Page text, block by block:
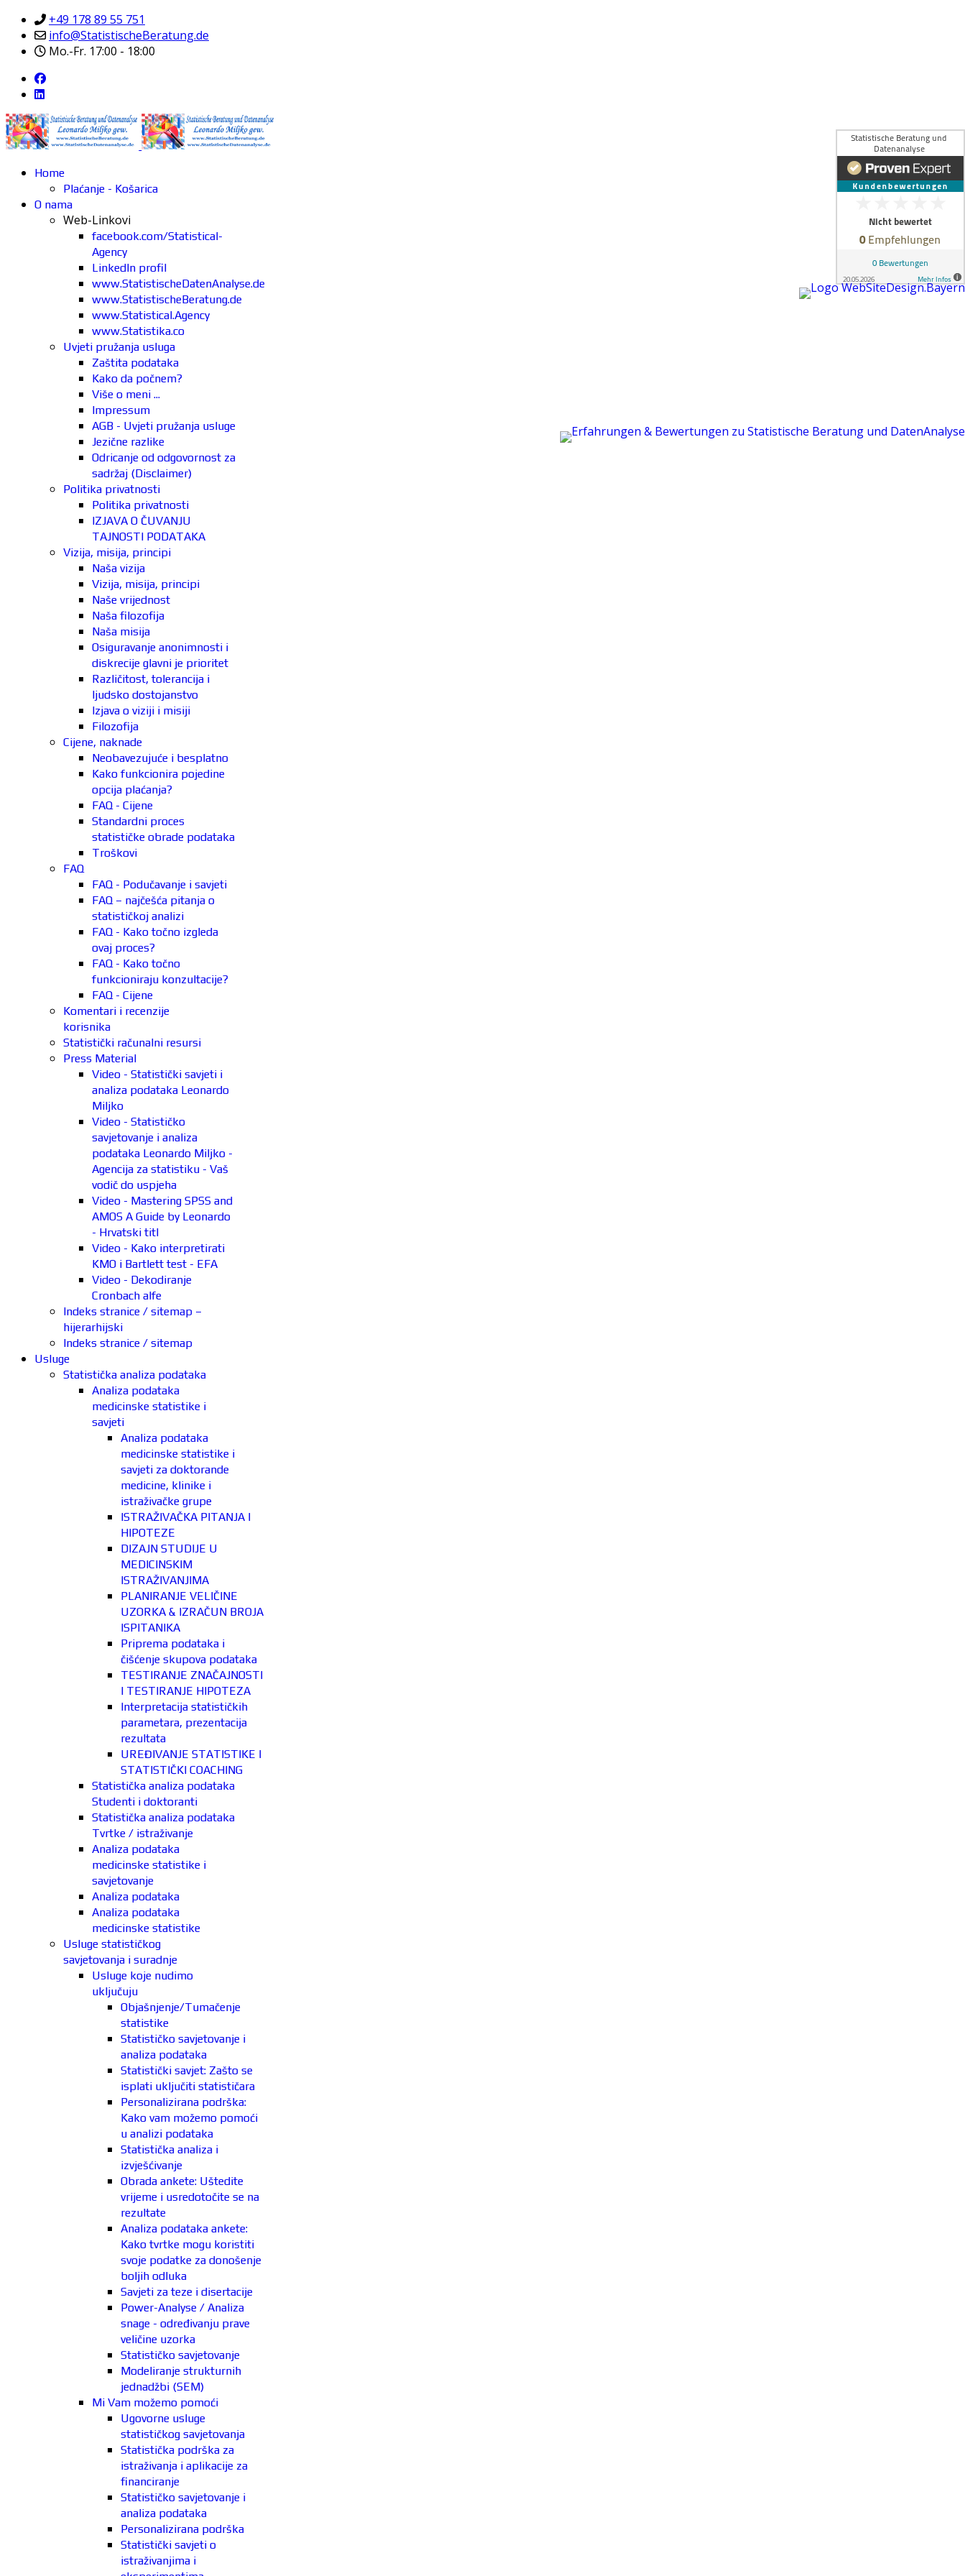
+49 178 89 55 751
info@StatistischeBeratung.de
Mo.-Fr. 17:00 - 18:00
Home
Plaćanje - Košarica
O nama
Web-Linkovi
facebook.com/Statistical-
Agency
LinkedIn profil
www.StatistischeDatenAnalyse.de
www.StatistischeBeratung.de
www.Statistical.Agency
www.Statistika.co
Uvjeti pružanja usluga
Zaštita podataka
Kako da počnem?
Više o meni ...
Impressum
AGB - Uvjeti pružanja usluge
Jezične razlike
Odricanje od odgovornost za
sadržaj (Disclaimer)
Politika privatnosti
Politika privatnosti
IZJAVA O ČUVANJU
TAJNOSTI PODATAKA
Vizija, misija, principi
Naša vizija
Vizija, misija, principi
Naše vrijednost
Naša filozofija
Naša misija
Osiguravanje anonimnosti i
diskrecije glavni je prioritet
Različitost, tolerancija i
ljudsko dostojanstvo
Izjava o viziji i misiji
Filozofija
Cijene, naknade
Neobavezujuće i besplatno
Kako funkcionira pojedine
opcija plaćanja?
FAQ - Cijene
Standardni proces
statističke obrade podataka
Troškovi
FAQ
FAQ - Podučavanje i savjeti
FAQ – najčešća pitanja o
statističkoj analizi
FAQ - Kako točno izgleda
ovaj proces?
FAQ - Kako točno
funkcioniraju konzultacije?
FAQ - Cijene
Komentari i recenzije
korisnika
Statistički računalni resursi
Press Material
Video - Statistički savjeti i
analiza podataka Leonardo
Miljko
Video - Statističko
savjetovanje i analiza
podataka Leonardo Miljko -
Agencija za statistiku - Vaš
vodič do uspjeha
Video - Mastering SPSS and
AMOS A Guide by Leonardo
- Hrvatski titl
Video - Kako interpretirati
KMO i Bartlett test - EFA
Video - Dekodiranje
Cronbach alfe
Indeks stranice / sitemap –
hijerarhijski
Indeks stranice / sitemap
Usluge
Statistička analiza podataka
Analiza podataka
medicinske statistike i
savjeti
Analiza podataka
medicinske statistike i
savjeti za doktorande
medicine, klinike i
istraživačke grupe
ISTRAŽIVAČKA PITANJA I
HIPOTEZE
DIZAJN STUDIJE U
MEDICINSKIM
ISTRAŽIVANJIMA
PLANIRANJE VELIČINE
UZORKA & IZRAČUN BROJA
ISPITANIKA
Priprema podataka i
čišćenje skupova podataka
TESTIRANJE ZNAČAJNOSTI
I TESTIRANJE HIPOTEZA
Interpretacija statističkih
parametara, prezentacija
rezultata
UREĐIVANJE STATISTIKE I
STATISTIČKI COACHING
Statistička analiza podataka
Studenti i doktoranti
Statistička analiza podataka
Tvrtke / istraživanje
Analiza podataka
medicinske statistike i
savjetovanje
Analiza podataka
Analiza podataka
medicinske statistike
Usluge statističkog
savjetovanja i suradnje
Usluge koje nudimo
uključuju
Objašnjenje/Tumačenje
statistike
Statističko savjetovanje i
analiza podataka
Statistički savjet: Zašto se
isplati uključiti statističara
Personalizirana podrška:
Kako vam možemo pomoći
u analizi podataka
Statistička analiza i
izvješćivanje
Obrada ankete: Uštedite
vrijeme i usredotočite se na
rezultate
Analiza podataka ankete:
Kako tvrtke mogu koristiti
svoje podatke za donošenje
boljih odluka
Savjeti za teze i disertacije
Power-Analyse / Analiza
snage - određivanju prave
veličine uzorka
Statističko savjetovanje
Modeliranje strukturnih
jednadžbi (SEM)
Mi Vam možemo pomoći
Ugovorne usluge
statističkog savjetovanja
Statistička podrška za
istraživanja i aplikacije za
financiranje
Statističko savjetovanje i
analiza podataka
Personalizirana podrška
Statistički savjeti o
istraživanjima i